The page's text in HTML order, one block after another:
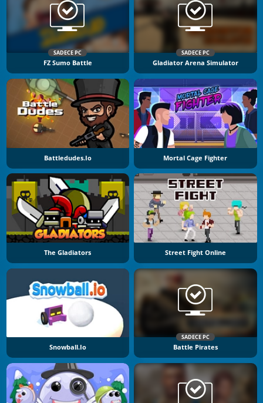
SADECE PC
FZ Sumo Battle
SADECE PC
Gladiator Arena Simulator
Battledudes.io Mortal Cage Fighter
The Gladiators Street Fight Online
Snowball.io
SADECE PC
Battle Pirates